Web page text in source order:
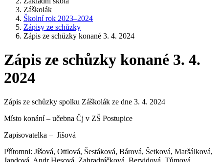
Záškolák
Školní rok 2023–2024
Zápisy ze schůzky
Zápis ze schůzky konané 3. 4. 2024
Zápis ze schůzky konané 3. 4.
2024
Zápis ze schůzky spolku Záškolák ze dne 3. 4. 2024
Místo konání – učebna Čj v ZŠ Postupice
Zapisovatelka – Jíšová
Přítomni: Jíšová, Ottlová, Šestáková, Bárová, Šetková, Maršálková,
Jandová, Andr Hesová, Zahradníčková, Bervidová, Tůmová,